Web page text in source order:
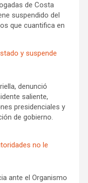
de Costa
suspendido del
que cuantifica en
y suspende
denunció
saliente,
presidenciales y
de gobierno.
no le
ante el Organismo